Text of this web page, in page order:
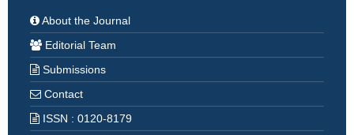
About the Journal
Editorial Team
Submissions
Contact
ISSN : 0120-8179